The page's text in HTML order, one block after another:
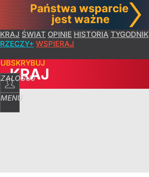
KRAJ ŚWIAT OPINIE HISTORIA TYGODNIK
RZECZY+ WSPIERAJ
ZALOGUJ
MENU
KRAJ